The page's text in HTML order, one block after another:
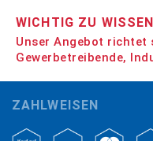
WICHTIG ZU WISSEN
Unser Angebot richtet
Gewerbetreibende,
ZAHLWEISEN